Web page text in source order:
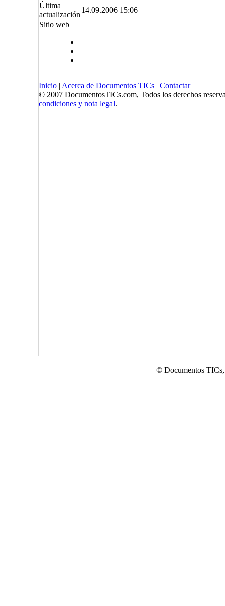
Última
actualización
14.09.2006 15:06
Sitio web
Inicio| Acerca de Documentos TICs| Contactar
© 2007 DocumentosTICs.com, Todos los derechos
condiciones y nota legal.
© Documentos